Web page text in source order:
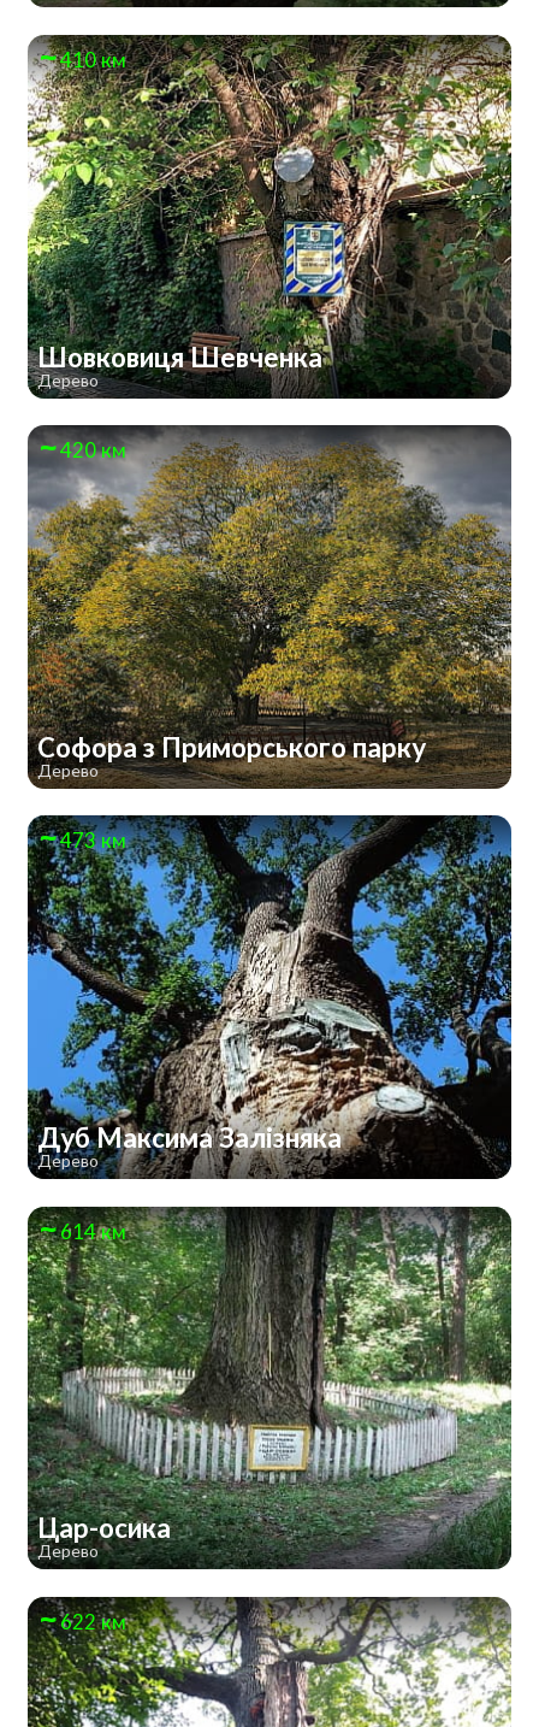
410 км
Шовковиця Шевченка
Дерево
420 км
Софора з Приморського парку
Дерево
473 км
Дуб Максима Залізняка
Дерево
614 км
Цар-осика
Дерево
622 км